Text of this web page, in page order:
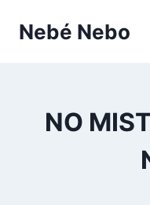
Nebé Nebo
NO